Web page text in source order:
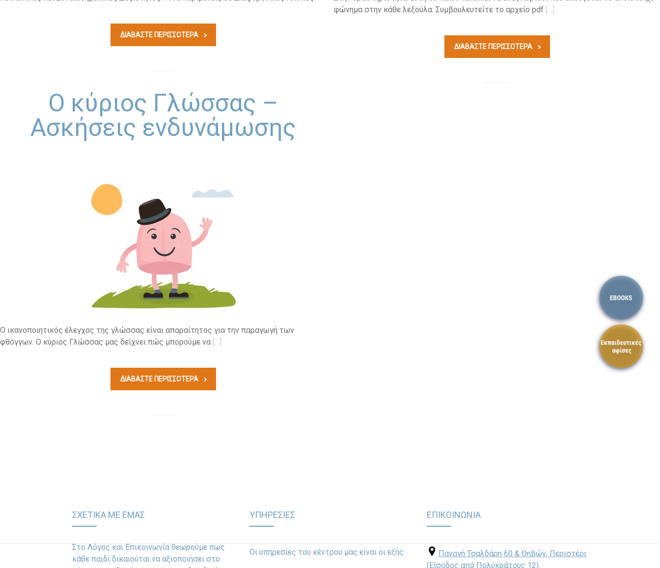
ΔΙΑΒΆΣΤΕ ΠΕΡΙΣΣΟΤΕΡΑ
Ο κύριος Γλώσσας –
Ασκήσεις ενδυνάμωσης
Ο ικανοποιητικός έλεγχος της γλώσσας είναι απαραίτητος για την παραγωγή των
φθόγγων. Ο κύριος Γλώσσας μας δείχνει πώς μπορούμε να […]
ΔΙΑΒΆΣΤΕ ΠΕΡΙΣΣΟΤΕΡΑ
φώνημα στην κάθε λεξούλα. Συμβουλευτείτε το αρχείο pdf […]
ΔΙΑΒΆΣΤΕ ΠΕΡΙΣΣΟΤΕΡΑ
ΣΧΕΤΙΚΑ ΜΕ ΕΜΑΣ
Στο Λόγος και Επικοινωνία θεωρούμε πως
κάθε παιδί δικαιούται να αξιοποιήσει στο
ΥΠΗΡΕΣΙΕΣ
Οι υπηρεσίες του κέντρου μας είναι οι εξής:
ΕΠΙΚΟΙΝΩΝΙΑ
Παναγή Τσαλδάρη 60 & Θηβών, Περιστέρι
(Είσοδος από Πολυκράτους 12).